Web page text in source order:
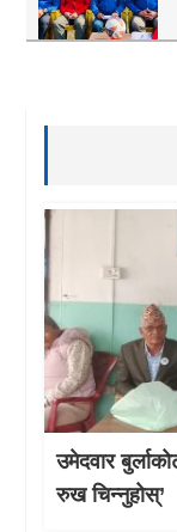
उमेदवार
रुख चिन्नुहोस्’